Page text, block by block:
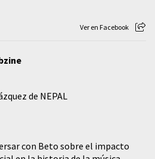
Ver en Facebook
de NEPAL
con Beto sobre el impacto